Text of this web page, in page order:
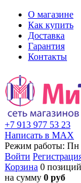
О магазине
Как купить
Доставка
Гарантия
Контакты
+7 913 977 53 23
Написать в MAX
Режим работы: Пн
Войти
Корзина 0 позиций
на сумму 0 руб